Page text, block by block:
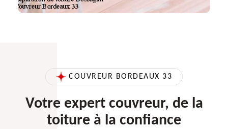
COUVREUR BORDEAUX 33
Votre expert couvreur, de la
toiture à la confiance